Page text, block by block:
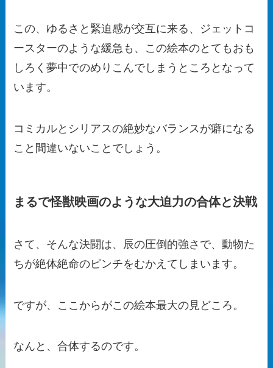
この、ゆるさと緊迫感が交互に来る、ジェットコ
ースターのような緩急も、この絵本のとてもおも
しろく夢中でのめりこんでしまうところとなって
います。
コミカルとシリアスの絶妙なバランスが癖になる
こと間違いないことでしょう。
まるで怪獣映画のような大迫力の合体と決戦
さて、そんな決闘は、辰の圧倒的強さで、動物た
ちが絶体絶命のピンチをむかえてしまいます。
ですが、ここからがこの絵本最大の見どころ。
なんと、合体するのです。